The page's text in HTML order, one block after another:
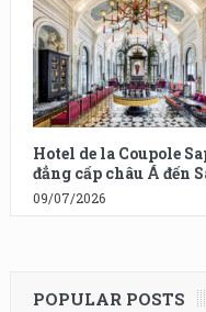
Hotel de la Coupole
đẳng cấp châu Á đến
09/07/2026
POPULAR POSTS